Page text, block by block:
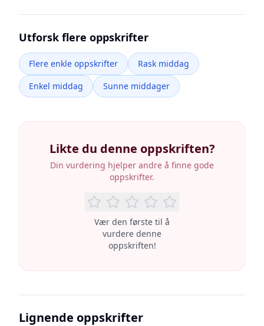
Utforsk flere oppskrifter
Flere enkle oppskrifter
Rask middag
Enkel middag
Sunne middager
Likte du denne oppskriften?
Din vurdering hjelper andre å finne gode
oppskrifter.
Vær den første til å
vurdere denne
oppskriften!
Lignende oppskrifter